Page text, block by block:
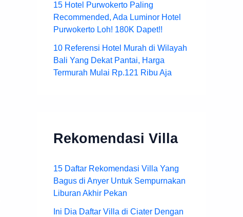
15 Hotel Purwokerto Paling
Recommended, Ada Luminor Hotel
Purwokerto Loh! 180K Dapet!!
10 Referensi Hotel Murah di Wilayah
Bali Yang Dekat Pantai, Harga
Termurah Mulai Rp.121 Ribu Aja
Rekomendasi Villa
15 Daftar Rekomendasi Villa Yang
Bagus di Anyer Untuk Sempurnakan
Liburan Akhir Pekan
Ini Dia Daftar Villa di Ciater Dengan